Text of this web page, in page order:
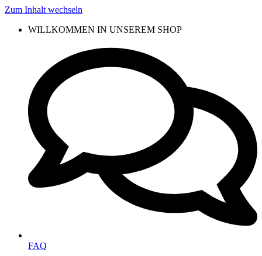
Zum Inhalt wechseln
WILLKOMMEN IN UNSEREM SHOP
FAQ